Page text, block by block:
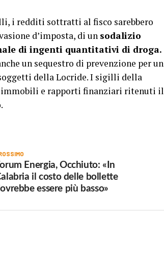
i redditi sottratti al fisco sarebbero
d’imposta, di un sodalizio
di ingenti quantitativi di droga.
un sequestro di prevenzione per un
della Locride. I sigilli della
immobili e rapporti finanziari ritenuti il
Energia, Occhiuto: «In
il costo delle bollette
essere più basso»